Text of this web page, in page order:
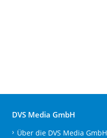
DVS Media GmbH
Über die DVS Media GmbH